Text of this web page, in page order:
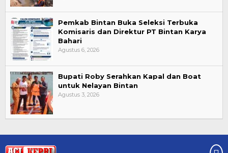
Pemkab Bintan Buka Seleksi Terbuka
Komisaris dan Direktur PT Bintan Karya
Bahari
Agustus 6, 2026
Bupati Roby Serahkan Kapal dan Boat
untuk Nelayan Bintan
Agustus 3, 2026